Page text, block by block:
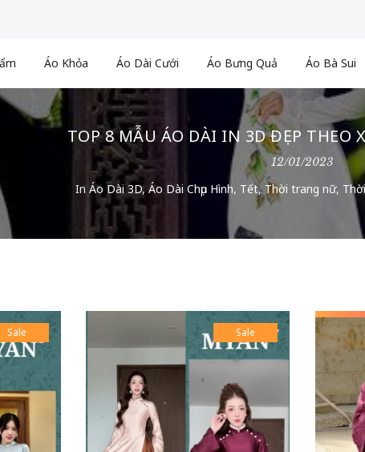
Áo Khỏa Áo Dài Cưới Áo Bưng Quả Áo Bà Sui
TOP 8 MẪU ÁO DÀI IN 3D ĐẸP THEO
12/01/2023
In Áo Dài 3D,Áo Dài Chụp Hình, Tết, Thời trang nữ,
Sale Sale